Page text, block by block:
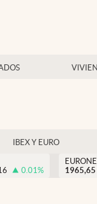
IBEX Y EURO
0.01%
1965,65